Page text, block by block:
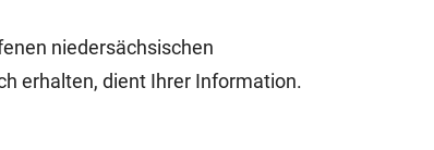
niedersächsischen
erhalten, dient Ihrer Information.